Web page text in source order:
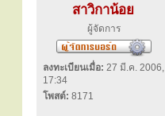
สาวิกาน้อย
ผู้จัดการ
ลงทะเบียนเมื่อ: 27 มี.ค. 2006,
17:34
โพสต์: 8171